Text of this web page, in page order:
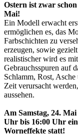
Ostern ist zwar
Mai!
Ein Modell erwacht
ermöglichen es, das
Farbschichten zu
erzeugen, sowie
realistischer wird es
Gebrauchsspuren auf
Schlamm, Rost,
Zeit verursacht
aussehen.
Am Samstag, 24.
Uhr bis 16:00 Uhr
Worneffekte statt!